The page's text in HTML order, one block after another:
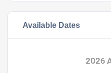
Available Dates
2026